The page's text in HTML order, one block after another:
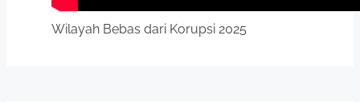
Wilayah Bebas dari Korupsi 2025